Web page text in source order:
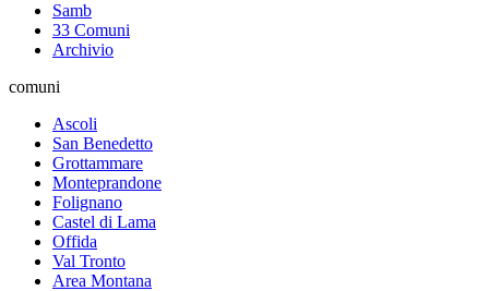
Samb
33 Comuni
Archivio
comuni
Ascoli
San Benedetto
Grottammare
Monteprandone
Folignano
Castel di Lama
Offida
Val Tronto
Area Montana